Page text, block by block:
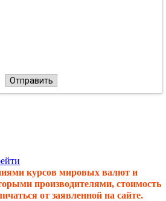
Отправить
курсов мировых валют и
производителями, стоимость
от заявленной на сайте.